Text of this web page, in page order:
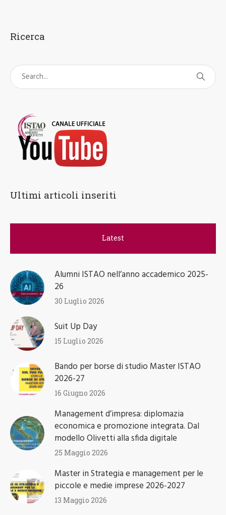
Ricerca
Ultimi articoli inseriti
Latest
Alumni ISTAO nell’anno accademico 2025-
26
30 Luglio 2026
Suit Up Day
15 Luglio 2026
Bando per borse di studio Master ISTAO
2026-27
16 Giugno 2026
Management d’impresa: diplomazia
economica e promozione integrata. Dal
modello Olivetti alla sfida digitale
25 Maggio 2026
Master in Strategia e management per le
piccole e medie imprese 2026-2027
13 Maggio 2026